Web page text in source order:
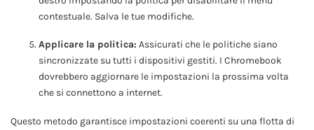
contestuale. Salva le tue modifiche.
Applicare la politica: Assicurati che le politiche siano
sincronizzate su tutti i dispositivi gestiti. I Chromebook
dovrebbero aggiornare le impostazioni la prossima volta
che si connettono a internet.
Questo metodo garantisce impostazioni coerenti su una flotta di